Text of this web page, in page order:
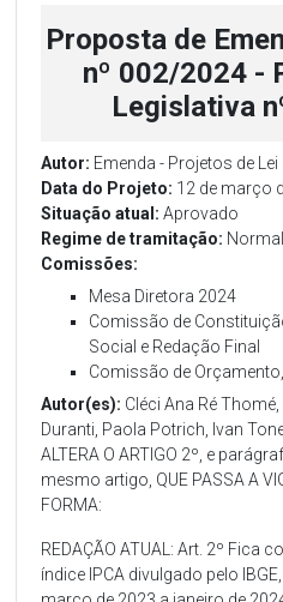
Proposta de
nº 002/2024 -
Legislativa
Autor: Emenda - Projetos de Lei
Data do Projeto: 12 de março
Situação atual: Aprovado
Regime de tramitação: Normal
Comissões:
Mesa Diretora 2024
Comissão de
Social e Redação Final
Comissão de
Autor(es): Cléci Ana Ré
Duranti, Paola Potrich, Ivan
ALTERA O ARTIGO 2º, e
mesmo artigo, QUE PASSA A
FORMA:
REDAÇÃO ATUAL: Art. 2º Fica
índice IPCA divulgado pelo